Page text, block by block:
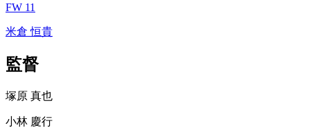
FW 11
米倉 恒貴
監督
塚原 真也
小林 慶行